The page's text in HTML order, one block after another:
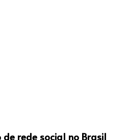
rede social no Brasil